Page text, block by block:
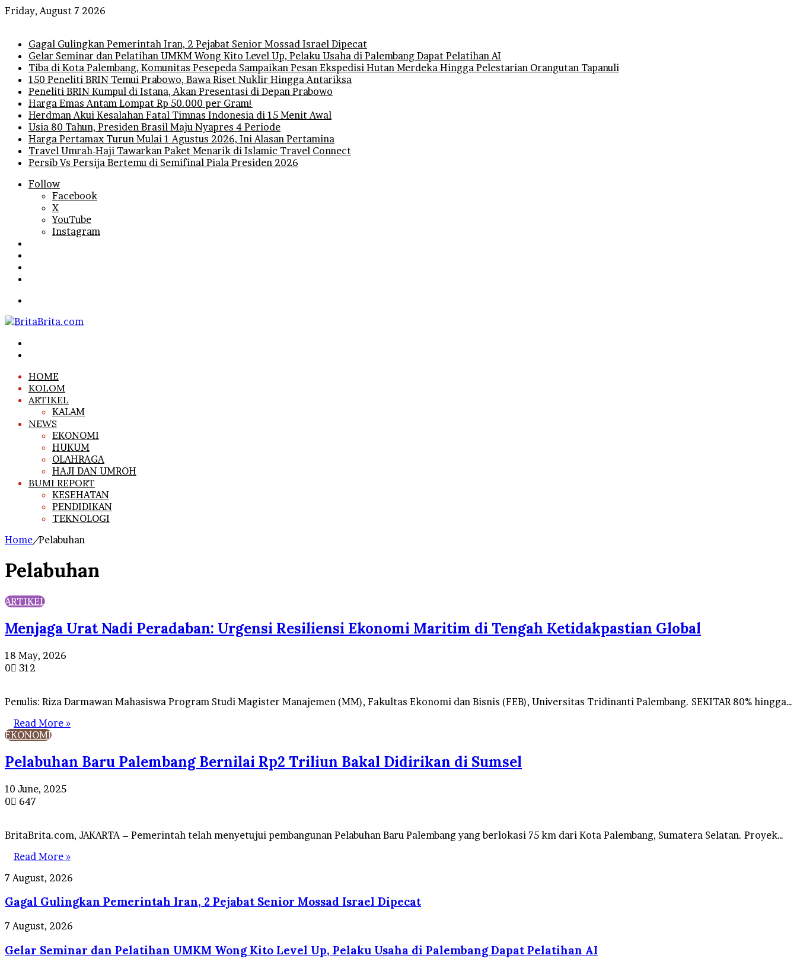
Friday, August 7 2026
Gagal Gulingkan Pemerintah Iran, 2 Pejabat Senior Mossad Israel Dipecat
Gelar Seminar dan Pelatihan UMKM Wong Kito Level Up, Pelaku Usaha di Palembang Dapat Pelatihan AI
Tiba di Kota Palembang, Komunitas Pesepeda Sampaikan Pesan Ekspedisi Hutan Merdeka Hingga Pelestarian Orangutan Tapanuli
150 Peneliti BRIN Temui Prabowo, Bawa Riset Nuklir Hingga Antariksa
Peneliti BRIN Kumpul di Istana, Akan Presentasi di Depan Prabowo
Harga Emas Antam Lompat Rp 50.000 per Gram!
Herdman Akui Kesalahan Fatal Timnas Indonesia di 15 Menit Awal
Usia 80 Tahun, Presiden Brasil Maju Nyapres 4 Periode
Harga Pertamax Turun Mulai 1 Agustus 2026, Ini Alasan Pertamina
Travel Umrah-Haji Tawarkan Paket Menarik di Islamic Travel Connect
Persib Vs Persija Bertemu di Semifinal Piala Presiden 2026
Follow
Facebook
X
YouTube
Instagram
HOME
KOLOM
ARTIKEL
KALAM
NEWS
EKONOMI
HUKUM
OLAHRAGA
HAJI DAN UMROH
BUMI REPORT
KESEHATAN
PENDIDIKAN
TEKNOLOGI
Home/Pelabuhan
Pelabuhan
ARTIKEL
Menjaga Urat Nadi Peradaban: Urgensi Resiliensi Ekonomi Maritim di Tengah Ketidakpastian Global
18 May, 2026
0
312
Penulis: Riza Darmawan Mahasiswa Program Studi Magister Manajemen (MM), Fakultas Ekonomi dan Bisnis (FEB), Universitas Tridinanti Palembang. SEKITAR 80% hingga…
Read More »
EKONOMI
Pelabuhan Baru Palembang Bernilai Rp2 Triliun Bakal Didirikan di Sumsel
10 June, 2025
0
647
BritaBrita.com, JAKARTA – Pemerintah telah menyetujui pembangunan Pelabuhan Baru Palembang yang berlokasi 75 km dari Kota Palembang, Sumatera Selatan. Proyek…
Read More »
Gagal
Pemerintah
Iran,
2
Senior
7 August, 2026
Gagal Gulingkan Pemerintah Iran, 2 Pejabat Senior Mossad Israel Dipecat
Gelar
dan
7 August, 2026
Gelar Seminar dan Pelatihan UMKM Wong Kito Level Up, Pelaku Usaha di Palembang Dapat Pelatihan AI